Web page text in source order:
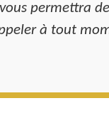
permettra
à tout